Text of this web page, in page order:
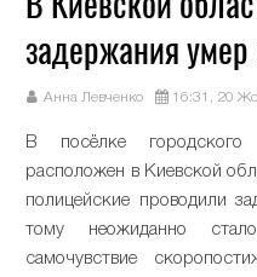
задержания
Анна Левченко 16:31, 20
В посёлке
расположен в Киевской
полицейские проводили
тому неожиданно
самочувствие